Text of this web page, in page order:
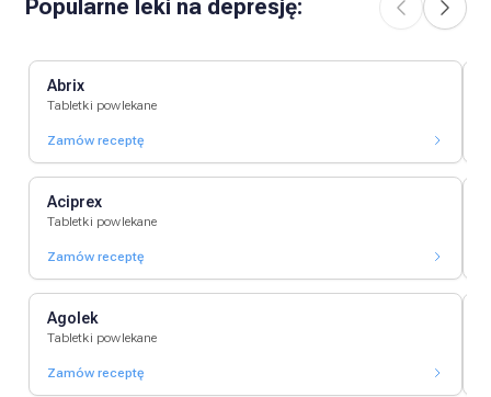
Popularne leki na depresję:
Abrix
Tabletki powlekane
Zamów receptę
Aciprex
Tabletki powlekane
Zamów receptę
Agolek
Tabletki powlekane
Zamów receptę